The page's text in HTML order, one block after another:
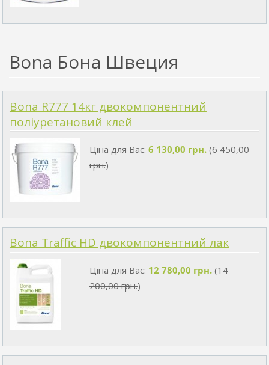
Bona Бона Швеция
Bona R777 14кг двокомпонентний
поліуретановий клей
Ціна для Вас: 6 130,00 грн.(6 450,00
грн.)
Bona Traffic HD двокомпонентний лак
Ціна для Вас: 12 780,00 грн.(14
200,00 грн.)